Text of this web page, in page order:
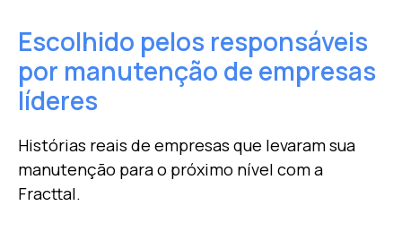
Escolhido pelos responsáveis ​​
por manutenção de empresas
líderes
Histórias reais de empresas que levaram sua
manutenção para o próximo nível com a
Fracttal.